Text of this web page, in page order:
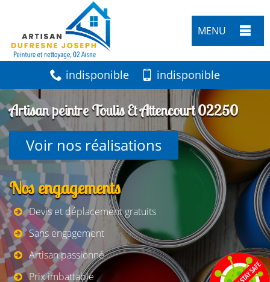
MENU
indisponible indisponible
Artisan peintre Toulis Et Attencourt 02250
Voir nos réalisations
Nos engagements
Devis et déplacement gratuits
Sans engagement
Artisan passionné
Prix imbattable